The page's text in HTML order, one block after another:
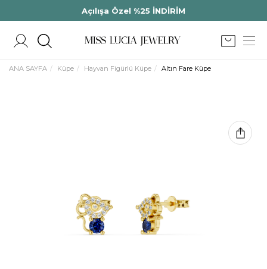
Açılışa Özel %25 İNDİRİM
ANA SAYFA Küpe Hayvan Figürlü Küpe Altın Fare Küpe